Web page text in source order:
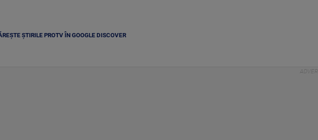
ȘTIRILE PROTV ÎN GOOGLE DISCOVER